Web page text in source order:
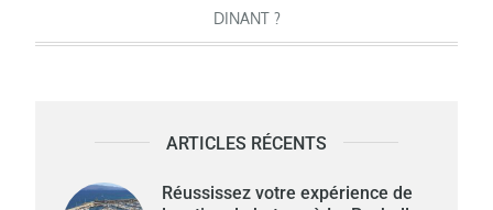
de
DINANT ?
ARTICLES RÉCENTS
Réussissez votre expérience de